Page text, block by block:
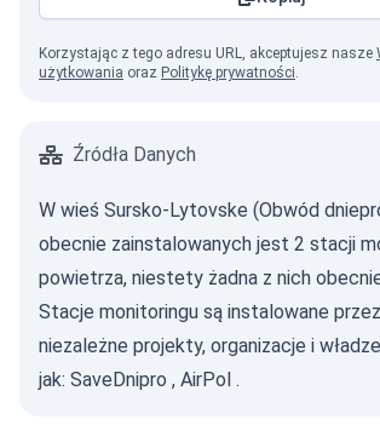
Korzystając z tego adresu URL, akceptujesz nasze
użytkowania oraz Politykę prywatności.
Źródła Danych
W wieś Sursko-Lytovske (Obwód
obecnie zainstalowanych jest 2 stacji
powietrza, niestety żadna z nich obecnie
Stacje monitoringu są instalowane
niezależne projekty, organizacje i
jak: SaveDnipro , AirPol .